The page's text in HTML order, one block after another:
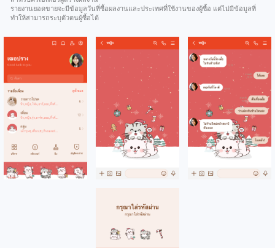
รายงานยอดขายจะมีข้อมูลวันที่ซื้อผลงานและประเทศที่ใช้งานของผู้ซื้อ แต่ไม่มีข้อมูลที่
ทำให้สามารถระบุตัวตนผู้ซื้อได้